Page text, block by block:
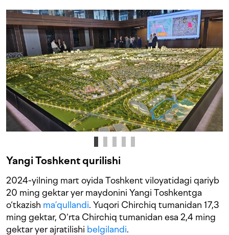
Yangi Toshkent qurilishi
2024-yilning mart oyida Toshkent viloyatidagi qariyb
20 ming gektar yer maydonini Yangi Toshkentga
o‘tkazish ma’qullandi. Yuqori Chirchiq tumanidan 17,3
ming gektar, O‘rta Chirchiq tumanidan esa 2,4 ming
gektar yer ajratilishi belgilandi.